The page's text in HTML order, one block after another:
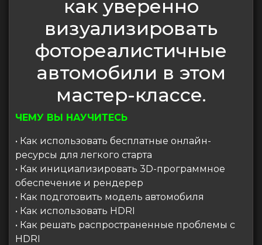
как уверенно
визуализировать
фотореалистичные
автомобили в этом
мастер-классе.
ЧЕМУ ВЫ НАУЧИТЕСЬ
• Как использовать бесплатные онлайн-
ресурсы для легкого старта
• Как инициализировать 3D-программное
обеспечение и рендерер
• Как подготовить модель автомобиля
• Как использовать HDRI
• Как решать распространенные проблемы с
HDRI